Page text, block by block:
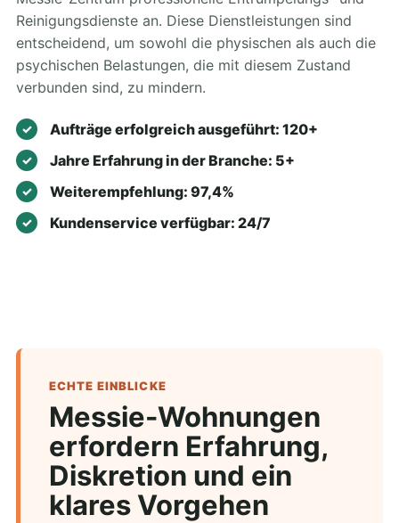
Reinigungsdienste an. Diese Dienstleistungen sind
entscheidend, um sowohl die physischen als auch die
psychischen Belastungen, die mit diesem Zustand
verbunden sind, zu mindern.
Aufträge erfolgreich ausgeführt: 120+
Jahre Erfahrung in der Branche: 5+
Weiterempfehlung: 97,4%
Kundenservice verfügbar: 24/7
ECHTE EINBLICKE
Messie-Wohnungen
erfordern Erfahrung,
Diskretion und ein
klares Vorgehen